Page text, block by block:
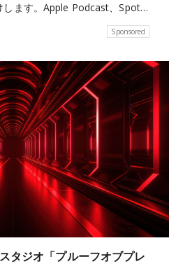
します。Apple Podcast、Spot…
Sponsored
タジオ「プルーフオブプレ